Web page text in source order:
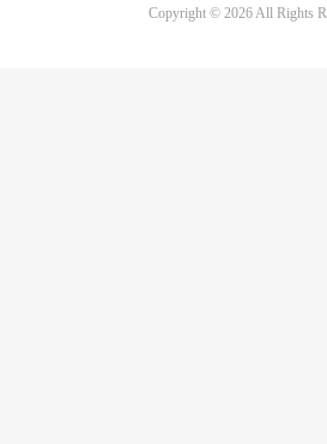
Copyright © 2026 All Rights